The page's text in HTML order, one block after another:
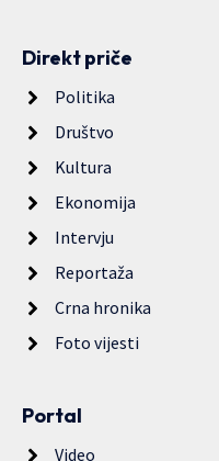
Direkt priče
Politika
Društvo
Kultura
Ekonomija
Intervju
Reportaža
Crna hronika
Foto vijesti
Portal
Video